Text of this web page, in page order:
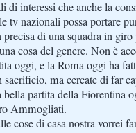
di interessi che anche la
tv nazionali possa portare
precisa di una squadra in
cosa del genere. Non è
oggi, e la Roma oggi ha
sacrificio, ma cercate di far
bella partita della Fiorentina
Ammogliati.
cose di casa nostra vorrei